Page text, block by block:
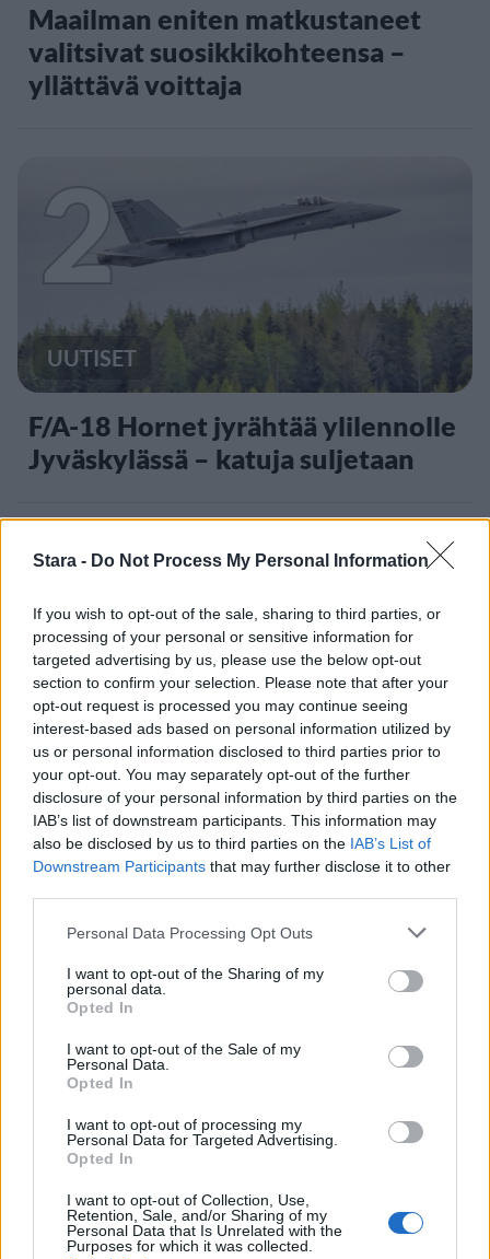
Stara - Do Not Process My Personal Information
If you wish to opt-out of the sale, sharing to third parties, or
processing of your personal or sensitive information for
targeted advertising by us, please use the below opt-out
section to confirm your selection. Please note that after your
opt-out request is processed you may continue seeing
interest-based ads based on personal information utilized by
us or personal information disclosed to third parties prior to
your opt-out. You may separately opt-out of the further
disclosure of your personal information by third parties on the
IAB’s list of downstream participants. This information may
also be disclosed by us to third parties on the IAB’s List of
Downstream Participants that may further disclose it to other
Personal Data Processing Opt Outs
I want to opt-out of the Sharing of my
personal data.
Opted In
I want to opt-out of the Sale of my
Personal Data.
Opted In
I want to opt-out of processing my
Personal Data for Targeted Advertising.
Opted In
I want to opt-out of Collection, Use,
Retention, Sale, and/or Sharing of my
Personal Data that Is Unrelated with the
Purposes for which it was collected.
Maailman eniten matkustaneet
valitsivat suosikkikohteensa –
yllättävä voittaja
2
UUTISET
F/A-18 Hornet jyrähtää ylilennolle
Jyväskylässä – katuja suljetaan
3
UUTISET
Kela voi leikata tukia
ulkomaanmatkan vuoksi
4
Moottoripyöräilijä pakeni poliisia
– tutkaan hurja ylinopeus